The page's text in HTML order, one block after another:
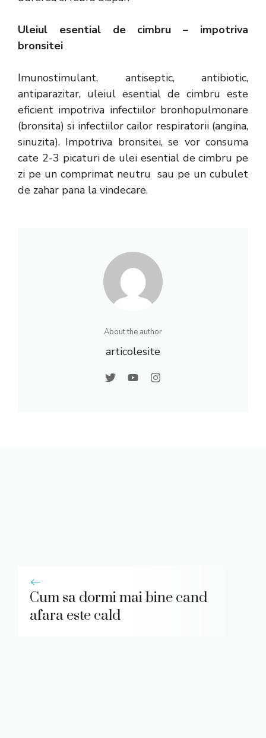
Uleiul esential de cimbru – impotriva
bronsitei
Imunostimulant, antiseptic, antibiotic,
antiparazitar, uleiul esential de cimbru este
eficient impotriva infectiilor bronhopulmonare
(bronsita) si infectiilor cailor respiratorii (angina,
sinuzita). Impotriva bronsitei, se vor consuma
cate 2-3 picaturi de ulei esential de cimbru pe
zi pe un comprimat neutru sau pe un cubulet
de zahar pana la vindecare.
About the author
articolesite
Cum sa dormi mai bine cand
afara este cald